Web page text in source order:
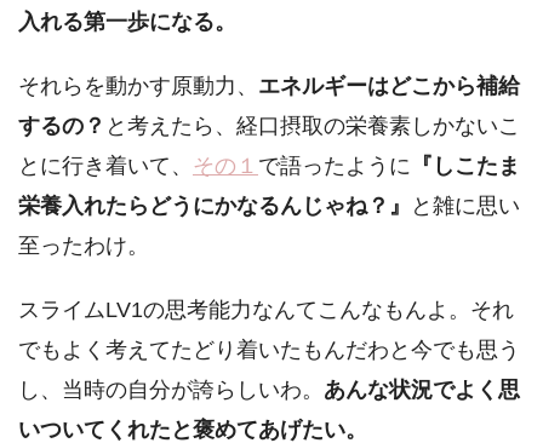
入れる第一歩になる。
それらを動かす原動力、 エネルギーはどこから補給
するの？ と考えたら、経口摂取の栄養素しかないこ
とに行き着いて、 その１ で語ったように 『しこたま
栄養入れたらどうにかなるんじゃね？』
と雑に思い
至ったわけ。
スライムLV1の思考能力なんてこんなもんよ。それ
でもよく考えてたどり着いたもんだわと今でも思う
し、当時の自分が誇らしいわ。 あんな状況でよく思
いついてくれたと褒めてあげたい。